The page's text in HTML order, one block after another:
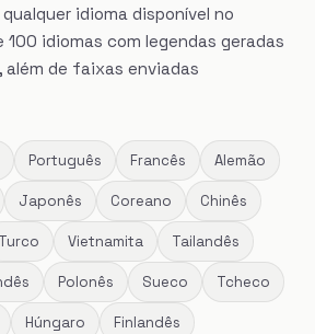
idioma disponível no
100 idiomas com legendas geradas
de faixas enviadas
Português Francês Alemão
Japonês Coreano Chinês
Turco Vietnamita Tailandês
Polonês Sueco Tcheco
Húngaro Finlandês